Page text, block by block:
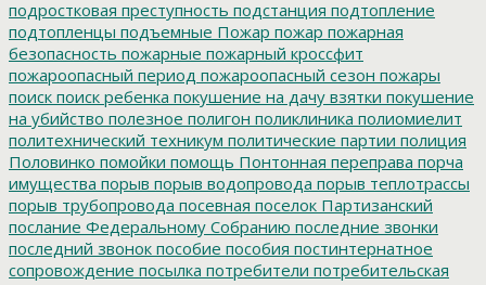
подростковая преступность подстанция подтопление
подтопленцы подъемные Пожар пожар пожарная
безопасность пожарные пожарный кроссфит
пожароопасный период пожароопасный сезон пожары
поиск поиск ребенка покушение на дачу взятки покушение
на убийство полезное полигон поликлиника полиомиелит
политехнический техникум политические партии полиция
Половинко помойки помощь Понтонная переправа порча
имущества порыв порыв водопровода порыв теплотрассы
порыв трубопровода посевная поселок Партизанский
послание Федеральному Собранию последние звонки
последний звонок пособие пособия постинтернатное
сопровождение посылка потребители потребительская